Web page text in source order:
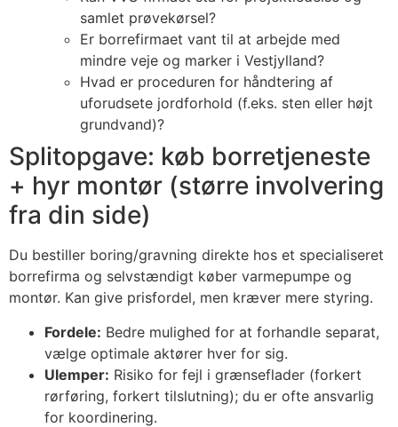
samlet prøvekørsel?
Er borrefirmaet vant til at arbejde med
mindre veje og marker i Vestjylland?
Hvad er proceduren for håndtering af
uforudsete jordforhold (f.eks. sten eller højt
grundvand)?
Splitopgave: køb borretjeneste
+ hyr montør (større involvering
fra din side)
Du bestiller boring/gravning direkte hos et specialiseret
borrefirma og selvstændigt køber varmepumpe og
montør. Kan give prisfordel, men kræver mere styring.
Fordele: Bedre mulighed for at forhandle separat,
vælge optimale aktører hver for sig.
Ulemper: Risiko for fejl i grænseflader (forkert
rørføring, forkert tilslutning); du er ofte ansvarlig
for koordinering.